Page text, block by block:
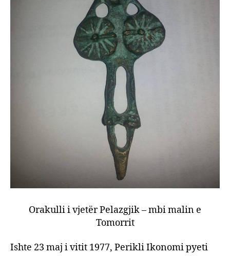
Orakulli i vjetër Pelazgjik – mbi malin e
Tomorrit
Ishte 23 maj i vitit 1977, Perikli Ikonomi pyeti